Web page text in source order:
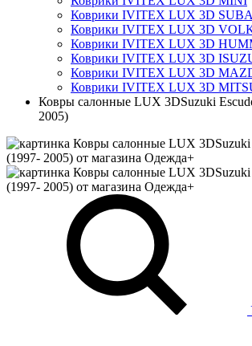
Коврики IVITEX LUX 3D
Коврики IVITEX LUX 3D
Коврики IVITEX LUX 3D
Коврики IVITEX LUX 3D
Коврики IVITEX LUX 3D
Коврики IVITEX LUX 3D
Ковры салонные LUX 3DSuzuki
2005)